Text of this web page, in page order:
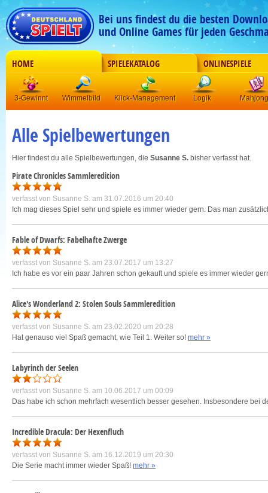
Bei uns findest du die besten
und Online Games für jeden
HOME SPIELEKATALOG ONLINESPIELE
3-Gewinnt Wimmelbild Klick-Management Logik Mahjong
Alle Spielbewertungen
Hier findest du alle Spielbewertungen, die Susanne S. bisher verfasst hat.
Pirate Chronicles Sammleredition
verfasst von Susanne S. am 31.07.2016 um 20:40
Ich mag dieses Spiel sehr und spiele es immer wieder gern. Das man
Fable of Dwarfs: Fabelhafte Zwerge
verfasst von Susanne S. am 23.07.2017 um 13:27
Ich habe es vor ein paar Jahren schon gekauft und spiele es immer wieder
Alice's Wonderland 2: Stolen Souls Sammleredition
verfasst von Susanne S. am 23.02.2020 um 20:28
Hat genauso viel Spaß gemacht, wie Teil 1. Weiter so! mehr »
Labyrinth der Seelen
verfasst von Susanne S. am 10.06.2017 um 00:09
Das habe ich schon mehrfach wesentlich besser gesehen. Insbesondere
Incredible Dracula: Der Hexenfluch
verfasst von Susanne S. am 16.12.2019 um 20:30
Die Serie macht immer wieder Spaß! mehr »